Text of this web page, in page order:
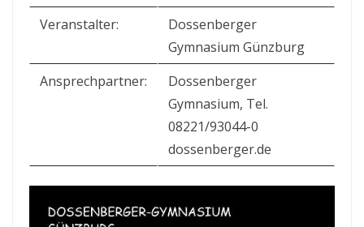
Veranstalter:
Dossenberger
Gymnasium Günzburg
Ansprechpartner:
Dossenberger
Gymnasium, Tel.
08221/93044-0
dossenberger.de